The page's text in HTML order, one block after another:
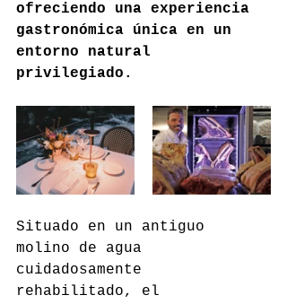
ofreciendo una experiencia
gastronómica única en un
entorno natural
privilegiado.
Situado en un antiguo
molino de agua
cuidadosamente
rehabilitado, el